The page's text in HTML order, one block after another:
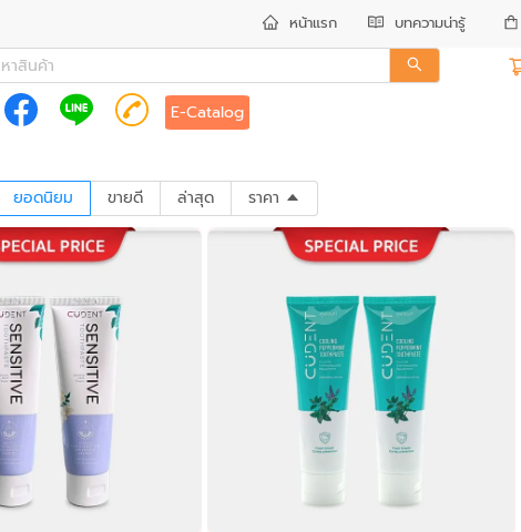
หน้าแรก บทความน่ารู้
E-Catalog
ยอดนิยม ขายดี ล่าสุด ราคา